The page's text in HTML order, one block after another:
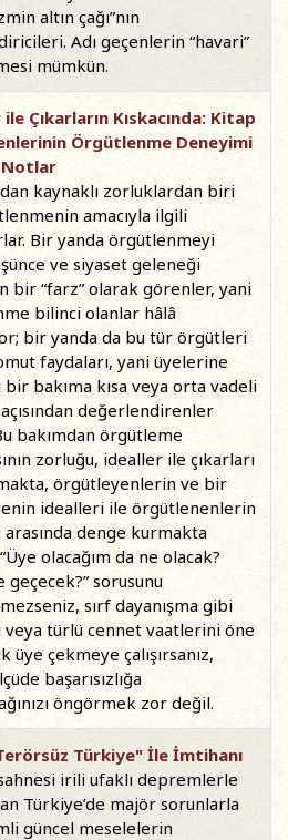
altın çağı”nın
Adı geçenlerin “havari”
mümkün.
Çıkarların Kıskacında: Kitap
Örgütlenme Deneyimi
Notlar
kaynaklı zorluklardan biri
amacıyla ilgili
Bir yanda örgütlenmeyi
ve siyaset geleneği
bir “farz” olarak görenler, yani
bilinci olanlar hâlâ
bir yanda da bu tür örgütleri
faydaları, yani üyelerine
bir bakıma kısa veya orta vadeli
değerlendirenler
bakımdan örgütleme
zorluğu, idealler ile çıkarları
örgütleyenlerin ve bir
idealleri ile örgütlenenlerin
arasında denge kurmakta
olacağım da ne olacak?
geçecek?” sorusunu
sırf dayanışma gibi
türlü cennet vaatlerini öne
üye çekmeye çalışırsanız,
başarısızlığa
öngörmek zor değil.
Türkiye" İle İmtihanı
irili ufaklı depremlerle
Türkiye’de majör sorunlarla
güncel meselelerin